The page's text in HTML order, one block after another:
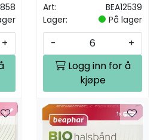
+
Art:
BEA12539
Lager:
På lager
-
+
Logg inn for å
kjøpe